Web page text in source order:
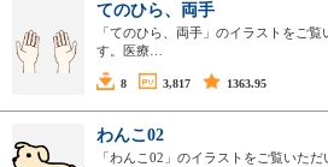
てのひら、両手
「てのひら、両手」のイラストをご
す。医療…
8 3,817 1363.95
わんこ02
「わんこ02」のイラストをご覧いた